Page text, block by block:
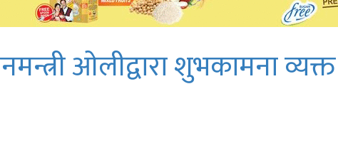
ओलीद्वारा शुभकामना व्यक्त